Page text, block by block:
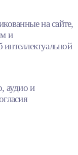
на сайте,
и
аудио и